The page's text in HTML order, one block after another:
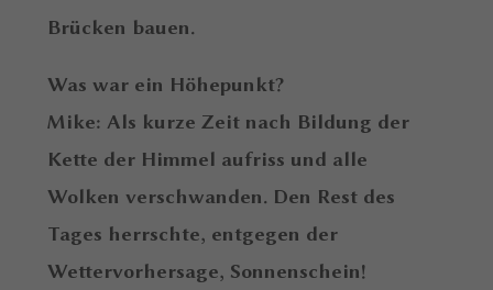
Brücken bauen.
Was war ein Höhepunkt?
Mike: Als kurze Zeit nach Bildung der
Kette der Himmel aufriss und alle
Wolken verschwanden. Den Rest des
Tages herrschte, entgegen der
Wettervorhersage, Sonnenschein!